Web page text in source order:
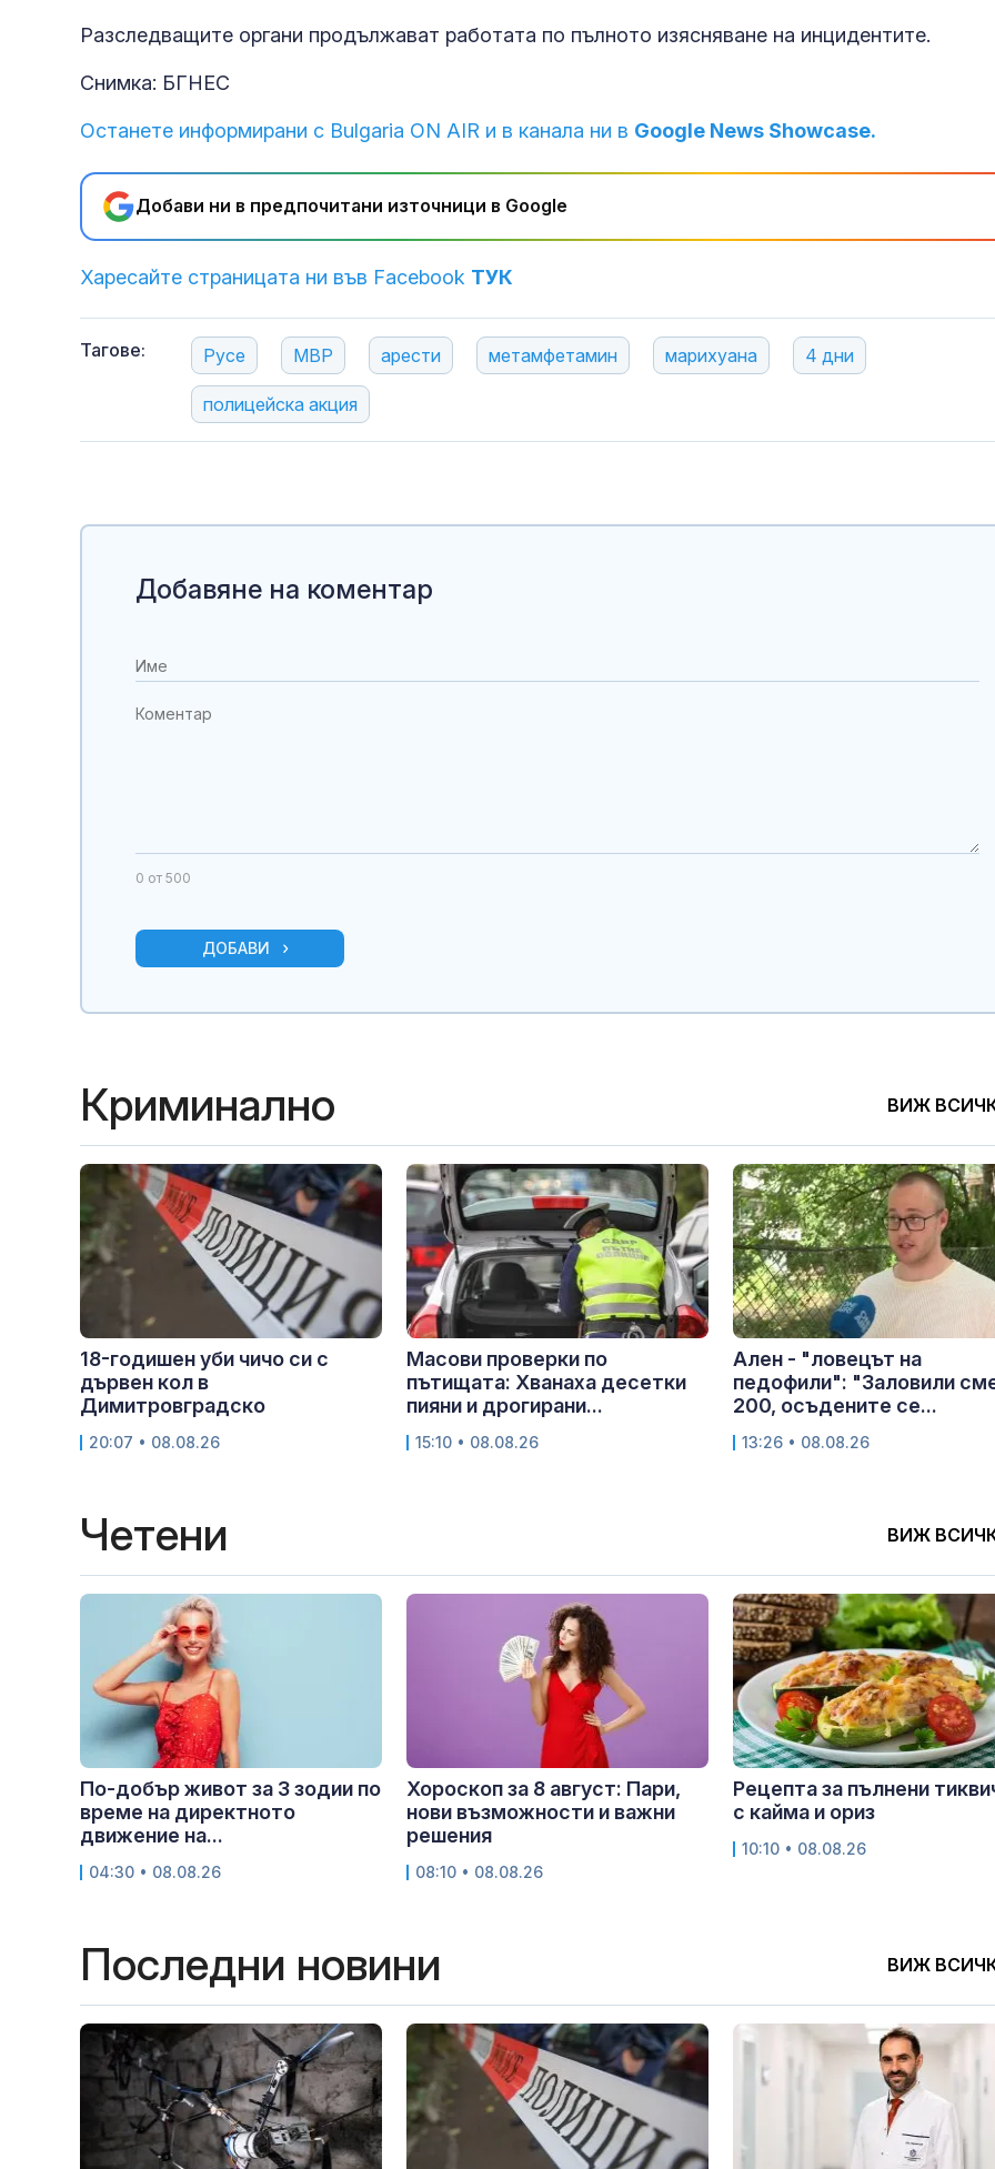
Разследващите органи продължават работата по пълното изясняване на инцидентите.
Снимка: БГНЕС
Останете информирани с Bulgaria ON AIR и в канала ни в Google News Showcase.
Добави ни в предпочитани източници в Google
Харесайте страницата ни във Facebook ТУК
Тагове: Русе МВР арести метамфетамин марихуана 4 дни
полицейска акция
Добавяне на коментар
0 от 500
ДОБАВИ
Криминално ВИЖ
18-годишен уби чичо си с
дървен кол в
Димитровградско
20:07 • 08.08.26
Масови проверки по
пътищата: Хванаха десетки
пияни и дрогирани...
15:10 • 08.08.26
Ален - "ловецът на
педофили": "Заловили
200, осъдените се...
13:26 • 08.08.26
Четени ВИЖ
По-добър живот за 3 зодии по
време на директното
движение на...
04:30 • 08.08.26
Хороскоп за 8 август: Пари,
нови възможности и важни
решения
08:10 • 08.08.26
Рецепта за пълнени
с кайма и ориз
10:10 • 08.08.26
Последни новини ВИЖ